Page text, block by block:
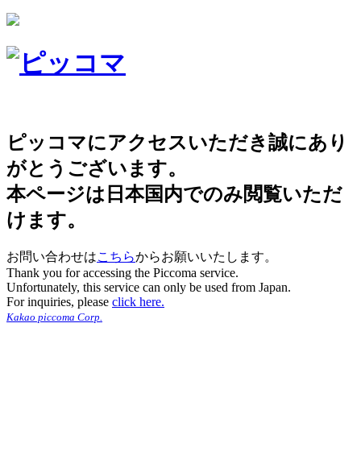
ピッコマにアクセスいただき誠にあり
がとうございます。
本ページは日本国内でのみ閲覧いただ
けます。
お問い合わせはこちらからお願いいたします。
Thank you for accessing the Piccoma service.
Unfortunately, this service can only be used from Japan.
For inquiries, please click here.
Kakao piccoma Corp.